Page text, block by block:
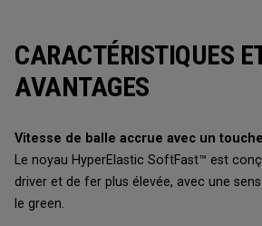
CARACTÉRISTIQUES
AVANTAGES
Vitesse de balle accrue avec un
Le noyau HyperElastic SoftFast™ est
driver et de fer plus élevée, avec une
le green.